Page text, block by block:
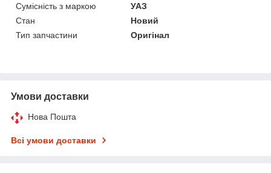
Сумісність з маркою
УАЗ
Стан
Новий
Тип запчастини
Оригінал
Умови доставки
Нова Пошта
Всі умови доставки